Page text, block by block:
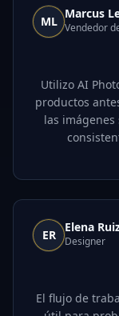
ML
Marcus
Vendedor
Utilizo AI
productos
las
ER
Elena
Designer
El flujo de